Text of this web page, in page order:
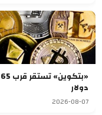
دولار
2026-08-07